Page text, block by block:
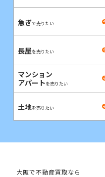
急ぎで売りたい
長屋を売りたい
マンション
アパートを売りたい
土地を売りたい
大阪で不動産買取なら